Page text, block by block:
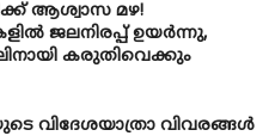
ആശ്വാസ മഴ!
ജലനിരപ്പ് ഉയർന്നു,
കരുതിവെക്കും
വിദേശയാത്രാ വിവരങ്ങൾ